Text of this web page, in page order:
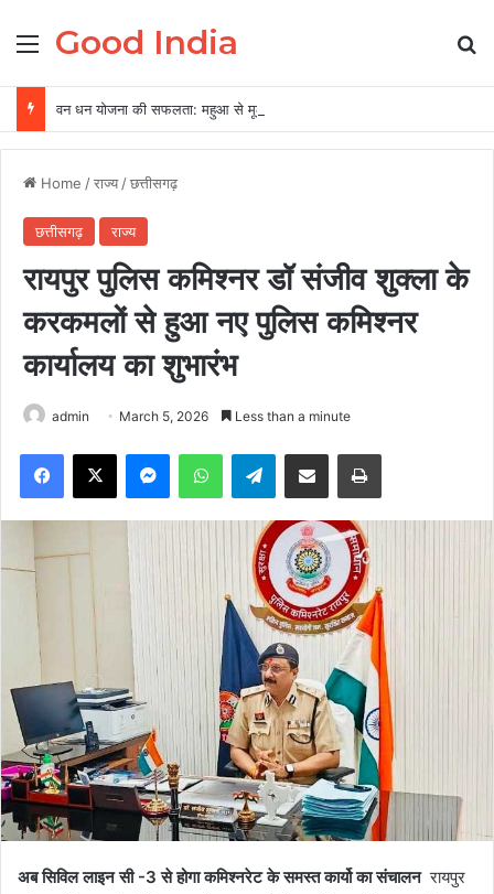
Menu
Good India
Home /राज्य /छत्तीसगढ़
छत्तीसगढ़ राज्य
रायपुर पुलिस कमिश्नर डॉ संजीव शुक्ला के
करकमलों से हुआ नए पुलिस कमिश्नर
कार्यालय का शुभारंभ
admin March 5, 2026 Less than a minute
Facebook
X MessengerWhatsAppTelegramShare via Email Print
अब सिविल लाइन सी -3 से होगा कमिश्नरेट के समस्त कार्यो का संचालनरायपुर